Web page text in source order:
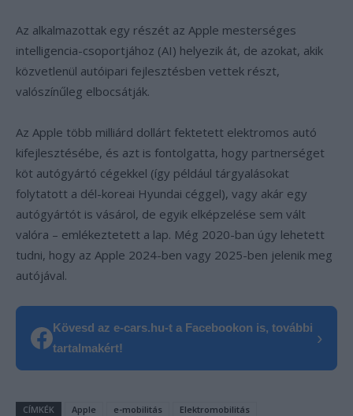
Az alkalmazottak egy részét az Apple mesterséges
intelligencia-csoportjához (AI) helyezik át, de azokat, akik
közvetlenül autóipari fejlesztésben vettek részt,
valószínűleg elbocsátják.
Az Apple több milliárd dollárt fektetett elektromos autó
kifejlesztésébe, és azt is fontolgatta, hogy partnerséget
köt autógyártó cégekkel (így például tárgyalásokat
folytatott a dél-koreai Hyundai céggel), vagy akár egy
autógyártót is vásárol, de egyik elképzelése sem vált
valóra – emlékeztetett a lap. Még 2020-ban úgy lehetett
tudni, hogy az Apple 2024-ben vagy 2025-ben jelenik meg
autójával.
Kövesd az e-cars.hu-t a Facebookon is, további
tartalmakért!
›
CÍMKÉK Apple e-mobilitás
Elektromobilitás